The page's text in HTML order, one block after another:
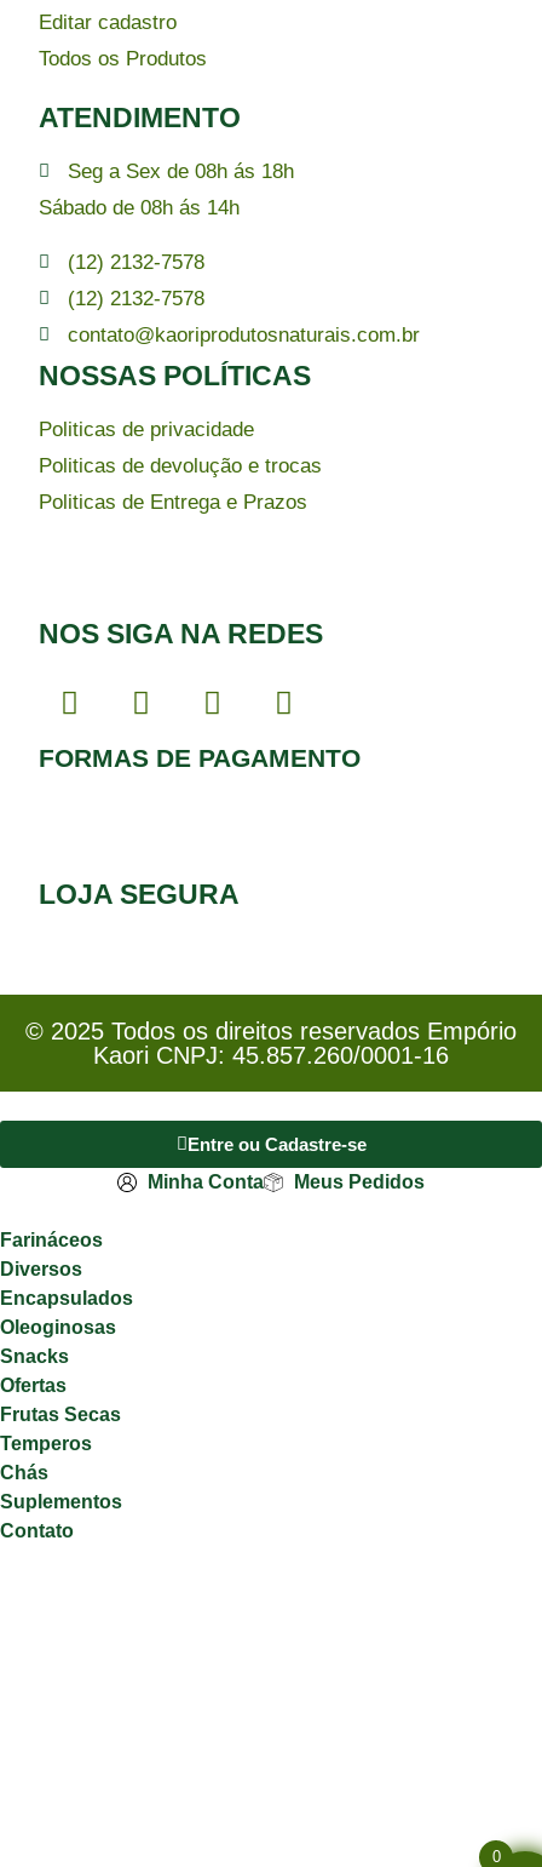
Editar cadastro
Todos os Produtos
ATENDIMENTO
Seg a Sex de 08h ás 18h
Sábado de 08h ás 14h
(12) 2132-7578
(12) 2132-7578
contato@kaoriprodutosnaturais.com.br
NOSSAS POLÍTICAS
Politicas de privacidade
Politicas de devolução e trocas
Politicas de Entrega e Prazos
NOS SIGA NA REDES
FORMAS DE PAGAMENTO
LOJA SEGURA
© 2025 Todos os direitos reservados Empório
Kaori CNPJ: 45.857.260/0001-16
0
Entre ou Cadastre-se
Minha Conta
Meus Pedidos
Farináceos
Diversos
Encapsulados
Oleoginosas
Snacks
Ofertas
Frutas Secas
Temperos
Chás
Suplementos
Contato